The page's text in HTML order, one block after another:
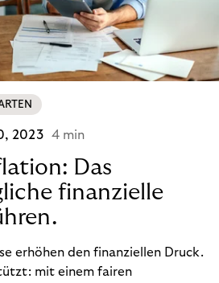
2023 4 min
Das
finanzielle
erhöhen den finanziellen Druck.
mit einem fairen